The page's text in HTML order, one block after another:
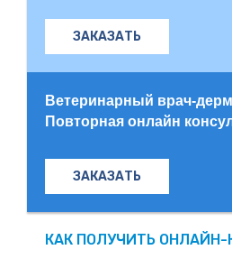
ЗАКАЗАТЬ
Ветеринарный врач-
Повторная онлайн
ЗАКАЗАТЬ
КАК ПОЛУЧИТЬ